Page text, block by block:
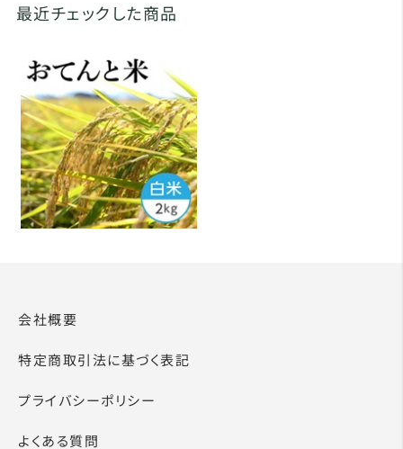
最近チェックした商品
会社概要
特定商取引法に基づく表記
プライバシーポリシー
よくある質問